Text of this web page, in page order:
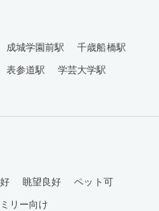
成城学園前駅
千歳船橋駅
表参道駅
学芸大学駅
眺望良好
ペット可
リー向け